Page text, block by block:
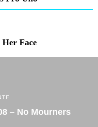
Her Face
– No Mourners